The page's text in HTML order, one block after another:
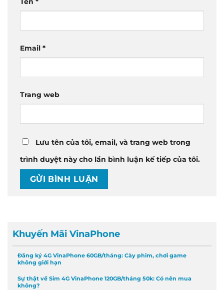
Email *
Trang web
Lưu tên của tôi, email, và trang web trong
trình duyệt này cho lần bình luận kế tiếp của tôi.
Khuyến Mãi VinaPhone
Đăng ký 4G VinaPhone 60GB/tháng: Cày phim, chơi game
không giới hạn
Sự thật về Sim 4G VinaPhone 120GB/tháng 50k: Có nên mua
không?